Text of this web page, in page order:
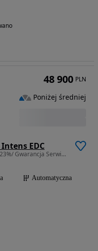
EDC
1332 cm3 • 140 KM • SALON POLSKA/ FV23%/ Gwarancja Serwisowa/ 39 756 NETTO
Automatyczna
48 900 PLN
Poniżej średniej